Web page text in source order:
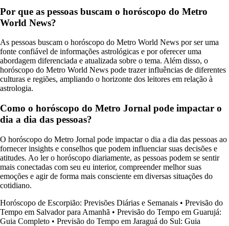
Por que as pessoas buscam o horóscopo do Metro
World News?
As pessoas buscam o horóscopo do Metro World News por ser uma
fonte confiável de informações astrológicas e por oferecer uma
abordagem diferenciada e atualizada sobre o tema. Além disso, o
horóscopo do Metro World News pode trazer influências de diferentes
culturas e regiões, ampliando o horizonte dos leitores em relação à
astrologia.
Como o horóscopo do Metro Jornal pode impactar o
dia a dia das pessoas?
O horóscopo do Metro Jornal pode impactar o dia a dia das pessoas ao
fornecer insights e conselhos que podem influenciar suas decisões e
atitudes. Ao ler o horóscopo diariamente, as pessoas podem se sentir
mais conectadas com seu eu interior, compreender melhor suas
emoções e agir de forma mais consciente em diversas situações do
cotidiano.
Horóscopo de Escorpião: Previsões Diárias e Semanais • Previsão do
Tempo em Salvador para Amanhã • Previsão do Tempo em Guarujá:
Guia Completo • Previsão do Tempo em Jaraguá do Sul: Guia